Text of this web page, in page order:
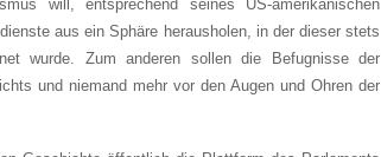
will, entsprechend seines US-amerikanischen
aus ein Sphäre herausholen, in der dieser stets
wurde. Zum anderen sollen die Befugnisse der
und niemand mehr vor den Augen und Ohren der